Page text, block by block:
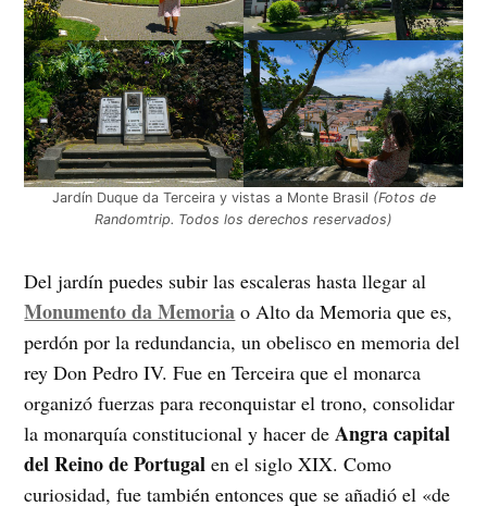
Jardín Duque da Terceira y vistas a Monte Brasil (Fotos de
Randomtrip. Todos los derechos reservados)
Del jardín puedes subir las escaleras hasta llegar al
Monumento da Memoria o Alto da Memoria que es,
perdón por la redundancia, un obelisco en memoria del
rey Don Pedro IV. Fue en Terceira que el monarca
organizó fuerzas para reconquistar el trono, consolidar
la monarquía constitucional y hacer de Angra capital
del Reino de Portugalen el siglo XIX. Como
curiosidad, fue también entonces que se añadió el «de